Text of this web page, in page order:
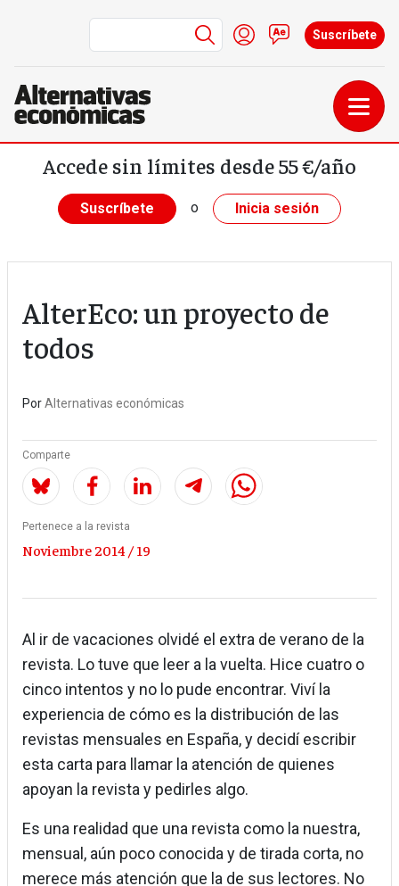
Pasar al contenido principal
Menú de cuenta de
Iniciar sesión
Contacto
Suscríbete
Accede sin límites desde 55 €/año
Suscríbete o Inicia sesión
AlterEco: un proyecto de
todos
PorAlternativas económicas
Comparte
Pertenece a la revista
Noviembre 2014 / 19
Al ir de vacaciones olvidé el extra de verano de la
revista. Lo tuve que leer a la vuelta. Hice cuatro o
cinco intentos y no lo pude encontrar. Viví la
experiencia de cómo es la distribución de las
revistas mensuales en España, y decidí escribir
esta carta para llamar la atención de quienes
apoyan la revista y pedirles algo.
Es una realidad que una revista como la nuestra,
mensual, aún poco conocida y de tirada corta, no
merece más atención que la de sus lectores. No